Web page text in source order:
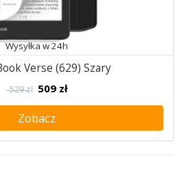
Wysyłka w 24h
Verse (629) Szary
529 zł 509 zł
Zobacz